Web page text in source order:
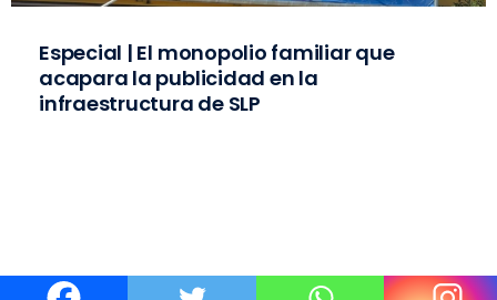
Especial | El monopolio familiar que
acapara la publicidad en la
infraestructura de SLP